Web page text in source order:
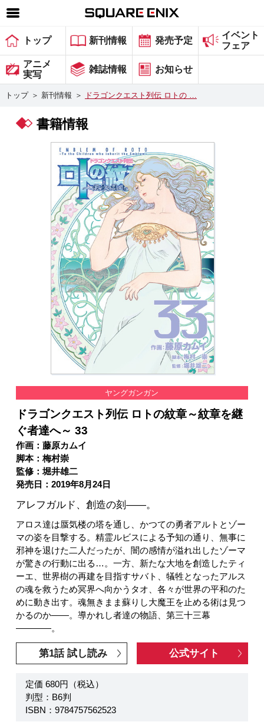
SQUARE ENIX 公式サイトメニュー
ゲーム
マガジン＆ブックス
グッズ
会社情報 採用情報
スクウェア・エニックス サイト内検索
トップ 新刊情報 発売予定
イベント
フェア
アニメ
実写
雑誌情報 お知らせ
トップ ＞ 新刊情報 ＞ ドラゴンクエスト列伝 ロトの …
書籍情報
ヤングガンガン
ドラゴンクエスト列伝 ロトの紋章～紋章を継
ぐ者達へ～ 33
作画：藤原カムイ
脚本：梅村崇
監修：堀井雄二
発売日：2019年8月24日
アレフガルド、創造の刻――。
アロス達は蜃気楼の塔を通し、かつての勇者アルトとゾー
マの姿を目撃する。精霊ルビスによる予知の通り、無事に
邪神を退けた二人だったが、闇の感情が溢れ出したゾーマ
が驚きの行動に出る…。一方、新たな大地を創造したティ
ーエ、世界樹の再建を目指すサバト、犠牲となったアルス
の魂を救うため冥界へ向かうタオ、各々が世界の平和のた
めに動き出す。魂無きまま蘇りし大魔王を止める術は見つ
かるのか――。導かれし者達の物語、第三十三幕
――――。
第1話 試し読み 公式サイト
定価 680円（税込）
判型：B6判
ISBN：9784757562523